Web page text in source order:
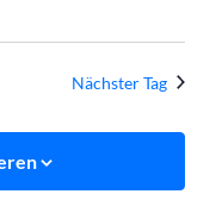
Nächster Tag